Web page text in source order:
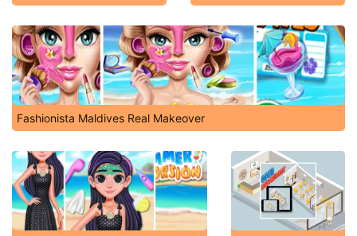
Fashionista Maldives Real Makeover